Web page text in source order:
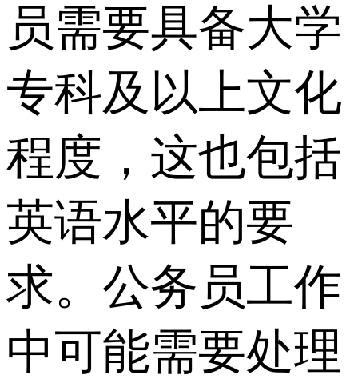
员需要具备大学
专科及以上文化
程度，这也包括
英语水平的要
求。公务员工作
中可能需要处理